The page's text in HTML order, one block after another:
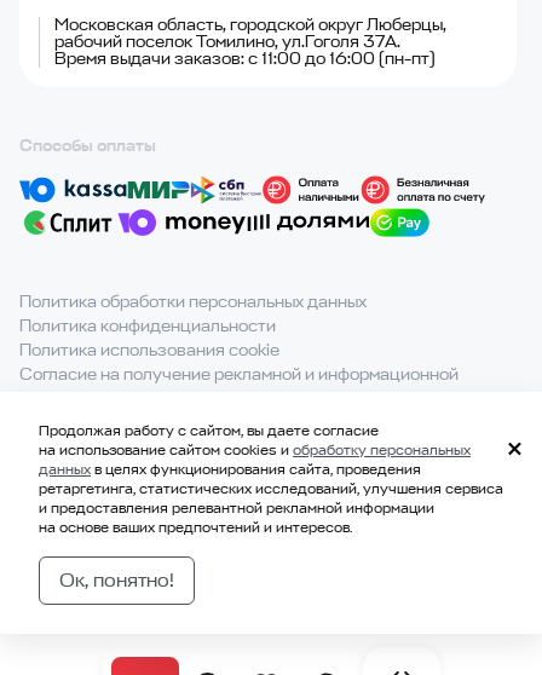
Московская область, городской округ Люберцы,
рабочий поселок Томилино, ул.Гоголя 37А.
Время выдачи заказов: с 11:00 до 16:00 (пн-пт)
Способы оплаты
Политика обработки персональных данных
Политика конфиденциальности
Политика использования cookie
Согласие на получение рекламной и информационной
При полном или частичном использовании материалов с
сайта ссылка на источник обязательна.
© 2021-2026, ООО «ВКВАДРАТЕ»
ИНН 7814707183
ОГРН 1177847328229
Продолжая работу с сайтом, вы даете согласие
на использование сайтом cookies иобработку персональных
данныхв целях функционирования сайта, проведения
ретаргетинга, статистических исследований, улучшения сервиса
и предоставления релевантной рекламной информации
на основе ваших предпочтений и интересов.
Ок, понятно!